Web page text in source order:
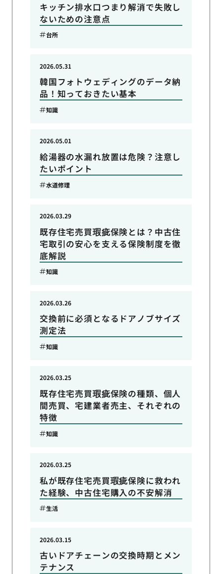
キッチン排水口つまり解消で失敗し
ないための注意点
台所
韓国フォトウェディングのデータ納
品！知っておきたい基本
2026.05.31
知識
給湯器の水漏れ放置は危険？注意し
たいポイント
2026.05.01
水道修理
既存住宅売買瑕疵保険とは？中古住
宅取引の安心を支える保険制度を徹
底解説
2026.03.29
知識
交換前に必須となるドアノブサイズ
測定法
2026.03.26
知識
既存住宅売買瑕疵保険の種類、個人
間売買、宅建業者売主、それぞれの
特徴
2026.03.25
知識
私が既存住宅売買瑕疵保険に救われ
た経験、中古住宅購入の不安解消
2026.03.25
生活
古いドアチェーンの交換時期とメン
テナンス
2026.03.15